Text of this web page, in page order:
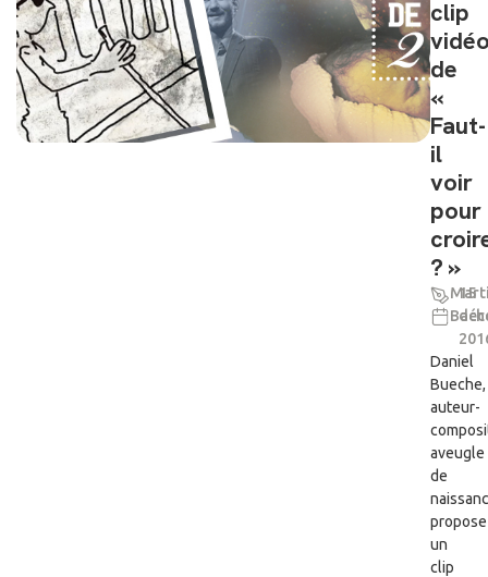
clip
de
«
Faut-
il
voir
pour
? »
15
Daniel
Bueche,
auteur-
aveugle
de
propose
un
clip